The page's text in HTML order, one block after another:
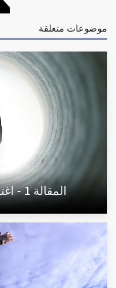
موضوعات متعلقة
المقالة 1 - اغتنم شبابك قبل هرمك